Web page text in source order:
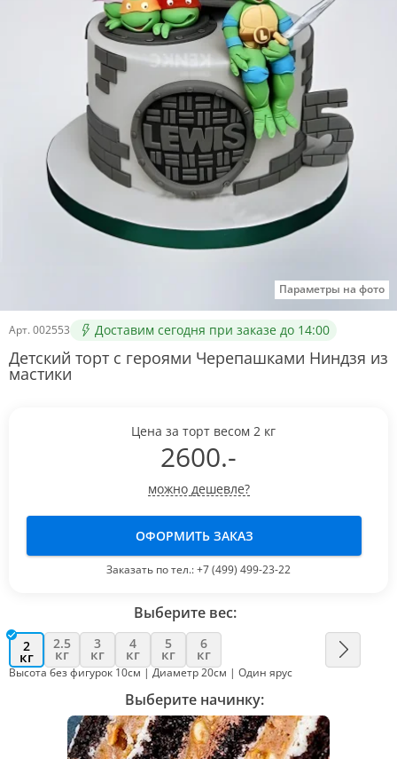
Параметры на фото
Арт. 002553 Доставим сегодня при заказе до 14:00
Детский торт с героями Черепашками Ниндзя из
мастики
Выберите вес:
2
кг
2.5
кг
3
кг
4
кг
5
кг
6
кг
Высота без фигурок 10см | Диаметр 20см | Один ярус
Выберите начинку:
Цена за торт весом 2 кг
2600.-
можно дешевле?
ОФОРМИТЬ ЗАКАЗ
Заказать по тел.:+7 (499) 499-23-22